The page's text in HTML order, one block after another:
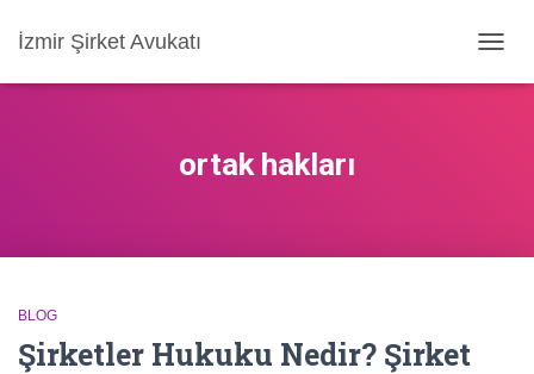
İzmir Şirket Avukatı
AÇ/
ortak hakları
BLOG
Şirketler Hukuku Nedir? Şirket